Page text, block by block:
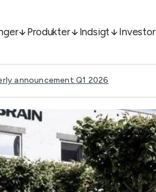
Produkter Indsigt Investor
announcement Q1 2026